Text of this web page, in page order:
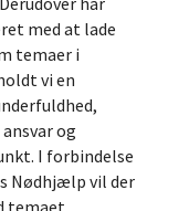
med at lade
temaer i
vi en
og
I forbindelse
Nødhjælp vil der
temaet